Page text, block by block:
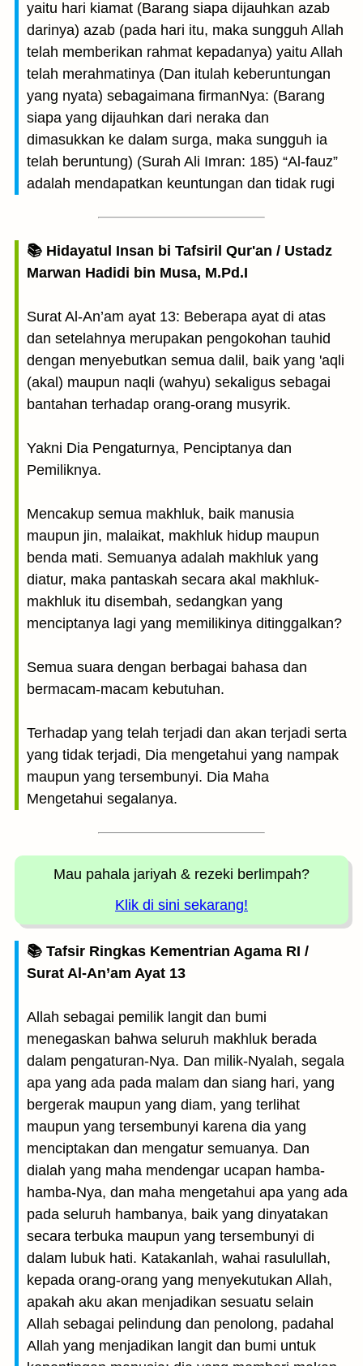
yaitu hari kiamat (Barang siapa dijauhkan azab
darinya) azab (pada hari itu, maka sungguh Allah
telah memberikan rahmat kepadanya) yaitu Allah
telah merahmatinya (Dan itulah keberuntungan
yang nyata) sebagaimana firmanNya: (Barang
siapa yang dijauhkan dari neraka dan
dimasukkan ke dalam surga, maka sungguh ia
telah beruntung) (Surah Ali Imran: 185) “Al-fauz”
adalah mendapatkan keuntungan dan tidak rugi
📚 Hidayatul Insan bi Tafsiril Qur'an / Ustadz
Marwan Hadidi bin Musa, M.Pd.I
Surat Al-An’am ayat 13: Beberapa ayat di atas
dan setelahnya merupakan pengokohan tauhid
dengan menyebutkan semua dalil, baik yang 'aqli
(akal) maupun naqli (wahyu) sekaligus sebagai
bantahan terhadap orang-orang musyrik.
Yakni Dia Pengaturnya, Penciptanya dan
Pemiliknya.
Mencakup semua makhluk, baik manusia
maupun jin, malaikat, makhluk hidup maupun
benda mati. Semuanya adalah makhluk yang
diatur, maka pantaskah secara akal makhluk-
makhluk itu disembah, sedangkan yang
menciptanya lagi yang memilikinya ditinggalkan?
Semua suara dengan berbagai bahasa dan
bermacam-macam kebutuhan.
Terhadap yang telah terjadi dan akan terjadi serta
yang tidak terjadi, Dia mengetahui yang nampak
maupun yang tersembunyi. Dia Maha
Mengetahui segalanya.
Mau pahala jariyah & rezeki berlimpah?
Klik di sini sekarang!
📚 Tafsir Ringkas Kementrian Agama RI /
Surat Al-An’am Ayat 13
Allah sebagai pemilik langit dan bumi
menegaskan bahwa seluruh makhluk berada
dalam pengaturan-Nya. Dan milik-Nyalah, segala
apa yang ada pada malam dan siang hari, yang
bergerak maupun yang diam, yang terlihat
maupun yang tersembunyi karena dia yang
menciptakan dan mengatur semuanya. Dan
dialah yang maha mendengar ucapan hamba-
hamba-Nya, dan maha mengetahui apa yang ada
pada seluruh hambanya, baik yang dinyatakan
secara terbuka maupun yang tersembunyi di
dalam lubuk hati. Katakanlah, wahai rasulullah,
kepada orang-orang yang menyekutukan Allah,
apakah aku akan menjadikan sesuatu selain
Allah sebagai pelindung dan penolong, padahal
Allah yang menjadikan langit dan bumi untuk